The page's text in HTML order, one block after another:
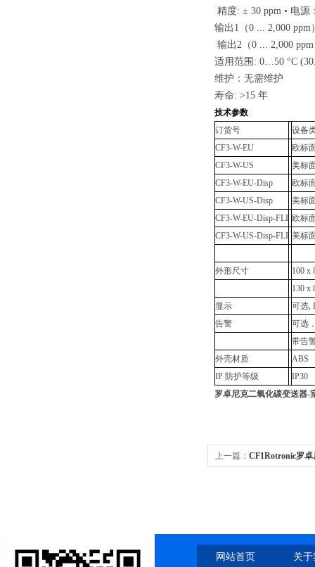
精度: ± 30 ppm • 电源
输出1（0 ... 2,000 ppm
输出2（0 ... 2,000
适用范围: 0…50 °C
维护：无需维护
寿命: >15 年
技术参数
订货号
设备
CF3-W-EU
欧标
CF3-W-US
美标
CF3-W-EU-Disp
欧标
CF3-W-US-Disp
美标
CF3-W-EU-Disp-FLI 欧标
CF3-W-US-Disp-FLI 美标
外形尺寸
100 x
130 x
显示
可选,
告警
可选
带告
外壳材质
ABS
IP 防护等级
IP30
罗卓尼克二氧化碳变送器-
上一篇： CF1Rotronic罗
网站首页 关